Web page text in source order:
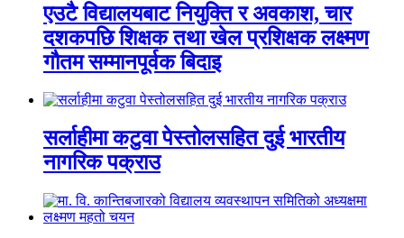
एउटै विद्यालयबाट नियुक्ति र अवकाश, चार
दशकपछि शिक्षक तथा खेल प्रशिक्षक लक्ष्मण
गौतम सम्मानपूर्वक बिदाइ
सर्लाहीमा कटुवा पेस्तोलसहित दुई भारतीय
नागरिक पक्राउ